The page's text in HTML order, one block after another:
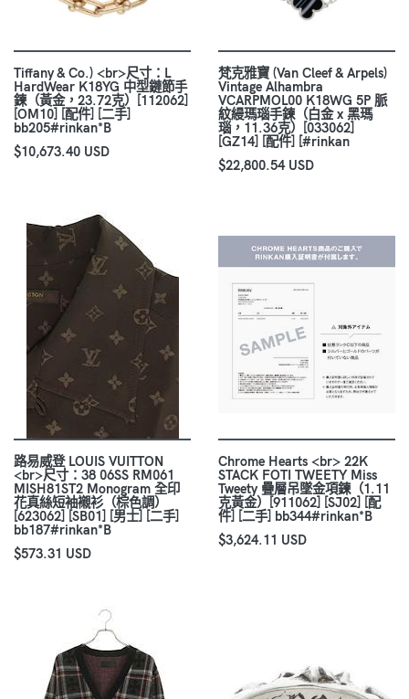
Tiffany & Co.) <br>尺寸：L
HardWear K18YG 中型鏈節手
鍊（黃金，23.72克）[112062]
[OM10] [配件] [二手]
bb205#rinkan*B
$10,673.40 USD
梵克雅寶 (Van Cleef & Arpels)
Vintage Alhambra
VCARPMOL00 K18WG 5P 脈
紋縵瑪瑙手鍊（白金 x 黑瑪
瑙，11.36克）[033062]
[GZ14] [配件] [#rinkan
$22,800.54 USD
路易威登 LOUIS VUITTON
<br>尺寸：38 06SS RM061
MISH81ST2 Monogram 全印
花真絲短袖襯衫（棕色調）
[623062] [SB01] [男士] [二手]
bb187#rinkan*B
$573.31 USD
Chrome Hearts <br> 22K
STACK FOTI TWEETY Miss
Tweety 疊層吊墜金項鍊（1.11
克黃金）[911062] [SJ02] [配
件] [二手] bb344#rinkan*B
$3,624.11 USD